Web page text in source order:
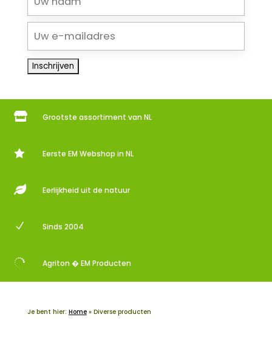
 Grootste assortiment van NL
 Eerste EM Webshop in NL
 Eerlijkheid uit de natuur
N Sinds 2004
 Agriton � EM Producten
Je bent hier: Home» Diverse producten